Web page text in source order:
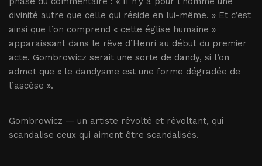
divinité autre que celle qui réside en lui-même. » Et c’est
ainsi que l’on comprend « cette église humaine »
apparaissant dans le rêve d’Henri au début du premier
acte. Gombrowicz serait une sorte de dandy, si l’on
admet que « le dandysme est une forme dégradée de
l’ascèse ».
Gombrowicz — un artiste révolté et révoltant, qui
scandalise ceux qui aiment être scandalisés.